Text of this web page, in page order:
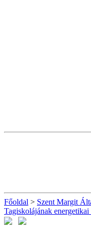
Főoldal > Szent Margit
Tagiskolájának energetikai